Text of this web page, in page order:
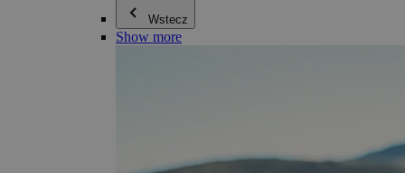
Wstecz
Show more